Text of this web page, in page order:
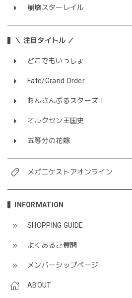
崩壊スターレイル
＼ 注目タイトル ／
どこでもいっしょ
Fate/Grand Order
あんさんぶるスターズ！
オルクセン王国史
五等分の花嫁
メガニケストアオンライン
INFORMATION
SHOPPING GUIDE
よくあるご質問
メンバーシップページ
ABOUT